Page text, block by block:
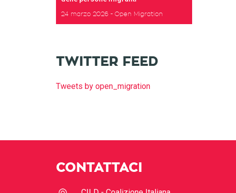
24 marzo 2026 Open Migration
TWITTER FEED
Tweets by open_migration
CONTATTACI